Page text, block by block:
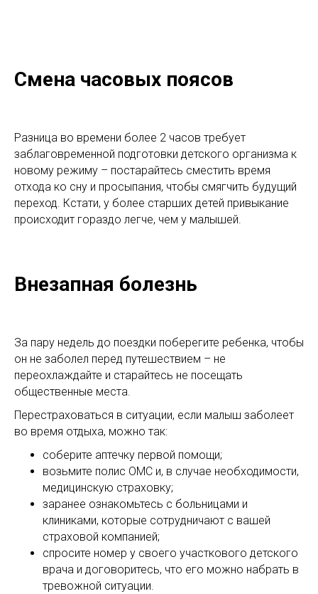
Смена часовых поясов
Разница во времени более 2 часов требует
заблаговременной подготовки детского организма к
новому режиму – постарайтесь сместить время
отхода ко сну и просыпания, чтобы смягчить будущий
переход. Кстати, у более старших детей привыкание
происходит гораздо легче, чем у малышей.
Внезапная болезнь
За пару недель до поездки поберегите ребенка, чтобы
он не заболел перед путешествием – не
переохлаждайте и старайтесь не посещать
общественные места.
Перестраховаться в ситуации, если малыш заболеет
во время отдыха, можно так:
соберите аптечку первой помощи;
возьмите полис ОМС и, в случае необходимости,
медицинскую страховку;
заранее ознакомьтесь с больницами и
клиниками, которые сотрудничают с вашей
страховой компанией;
спросите номер у своего участкового детского
врача и договоритесь, что его можно набрать в
тревожной ситуации.